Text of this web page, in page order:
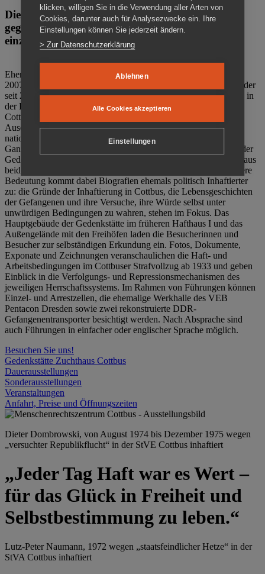
Die Gedenkstätte Zuchthaus Cottbus ist ein Ort
gegen das Vergessen. Anschaulich, nah und
einzigartig.
Ehemalige politische Häftlinge der DDR gründeten im Oktober
2007 den Verein Menschenrechtszentrum Cottbus e. V. (MRZ), der
seit 2011 Eigentümer des ehemaligen Gefängnisses (1860-2002) in
der Bautzener Straße und Träger der Gedenkstätte Zuchthaus
Cottbus ist. Im Zentrum der Arbeit der Gedenkstätte steht die
Auseinandersetzung mit politischem Unrecht während der
nationalsozialistischen Terrorherrschaft und der SED-Diktatur.
Ganzjährig zeigen mehrere Dauer- und Sonderausstellungen in der
Gedenkstätte Zuchthaus Cottbus Beispiele politischen Unrechts aus
beiden deutschen Diktaturen des 20. Jahrhunderts. Eine besondere
Bedeutung kommt dabei Biografien ehemals politisch Inhaftierter
zu: die Gründe der Inhaftierung in Cottbus, die Lebensgeschichten
der Gefangenen und ihre Versuche, ihre Würde selbst unter
unwürdigen Bedingungen zu wahren, stehen im Fokus. Das
Hauptgebäude der Gedenkstätte im früheren Hafthaus I und das
Außengelände mit den Freihöfen laden die Besucherinnen und
Besucher zur selbständigen Erkundung ein. Fotos, Dokumente,
Exponate und Zeichnungen veranschaulichen die Haft- und
Arbeitsbedingungen im Cottbuser Strafvollzug ab 1933 und geben
Einblick in die Verfolgungs- und Repressionsmechanismen des
jeweiligen Herrschaftssystems. Im Rahmen von Führungen können
Einzel- und Arrestzellen, die ehemalige Werkhalle des VEB
Pentacon Dresden sowie zwei rekonstruierte DDR-
Gefangenentransporter besichtigt werden. Nach Absprache sind
auch Führungen in einfacher oder englischer Sprache möglich.
Besuchen Sie uns!
Gedenkstätte Zuchthaus Cottbus
Dauerausstellungen
Sonderausstellungen
Veranstaltungen
Anfahrt, Preise und Öffnungszeiten
Dieter Dombrowski, von August 1974 bis Dezember 1975 wegen
„versuchter Republikflucht“ in der StVE Cottbus inhaftiert
„Jeder Tag Haft war es Wert –
für das Glück in Freiheit und
Selbstbestimmung zu leben.“
Lutz-Peter Naumann, 1972 wegen „staatsfeindlicher Hetze“ in der
StVA Cottbus inhaftiert
klicken, willigen Sie in die Verwendung aller Arten von
Cookies, darunter auch für Analysezwecke ein. Ihre
Einstellungen können Sie jederzeit ändern.
> Zur Datenschutzerklärung
Ablehnen
Alle Cookies akzeptieren
Einstellungen